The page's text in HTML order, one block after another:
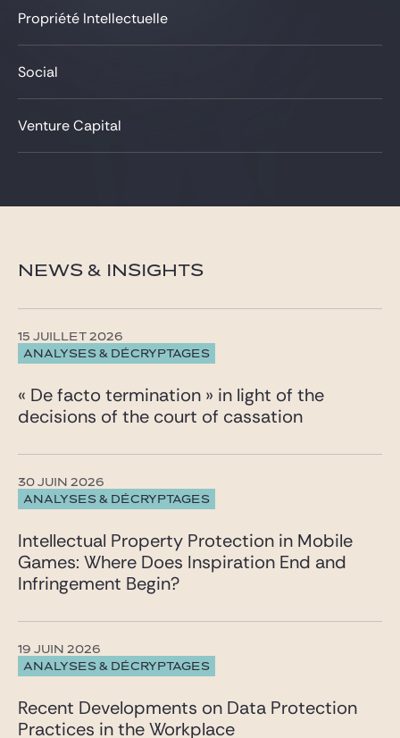
Propriété Intellectuelle
Social
Venture Capital
NEWS & INSIGHTS
ANALYSES & DÉCRYPTAGES
15 JUILLET 2026
« De facto termination » in light of the
decisions of the court of cassation
ANALYSES & DÉCRYPTAGES
30 JUIN 2026
Intellectual Property Protection in Mobile
Games: Where Does Inspiration End and
Infringement Begin?
ANALYSES & DÉCRYPTAGES
19 JUIN 2026
Recent Developments on Data Protection
Practices in the Workplace